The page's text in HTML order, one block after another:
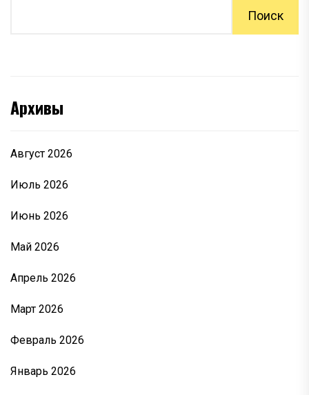
Поиск
Архивы
Август 2026
Июль 2026
Июнь 2026
Май 2026
Апрель 2026
Март 2026
Февраль 2026
Январь 2026